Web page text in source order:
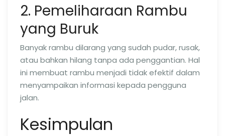
2. Pemeliharaan Rambu
yang Buruk
Banyak rambu dilarang yang sudah pudar, rusak,
atau bahkan hilang tanpa ada penggantian. Hal
ini membuat rambu menjadi tidak efektif dalam
menyampaikan informasi kepada pengguna
jalan.
Kesimpulan